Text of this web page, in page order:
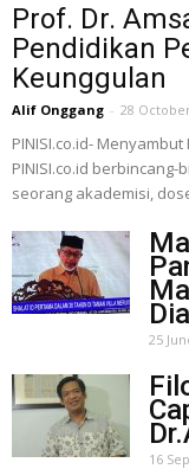
Prof. Dr.
Pendidikan
Keunggulan
Alif Onggang - 28
PINISI.co.id-
PINISI.co.id berbincang-
seorang akademisi,
25
16